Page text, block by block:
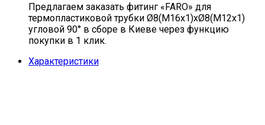
Предлагаем заказать фитинг «FARO» для
термопластиковой трубки Ø8(M16x1)хØ8(M12x1)
угловой 90° в сборе в Киеве через функцию
покупки в 1 клик.
Характеристики